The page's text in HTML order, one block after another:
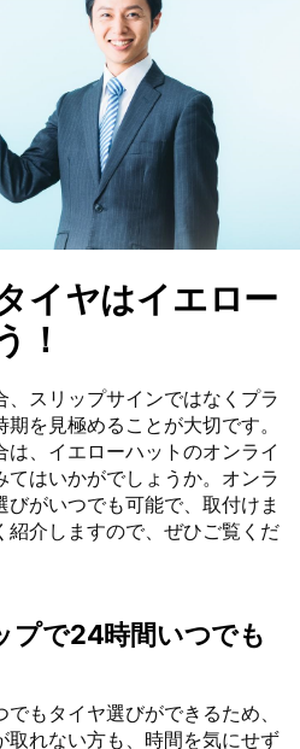
イヤはイエロー
！
スリップサインではなくプラ
を見極めることが大切です。
、イエローハットのオンライ
てはいかがでしょうか。オンラ
がいつでも可能で、取付けま
紹介しますので、ぜひご覧くだ
プで24時間いつでも
もタイヤ選びができるため、
取れない方も、時間を気にせず